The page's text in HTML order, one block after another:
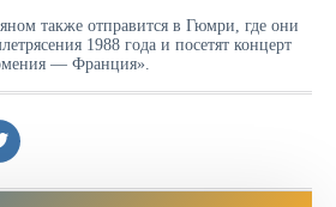
также отправится в Гюмри, где они
1988 года и посетят концерт
— Франция».